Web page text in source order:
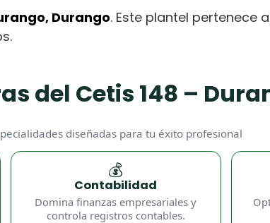
Durango. Este plantel pertenece
del Cetis 148 –
diseñadas para tu éxito profesional
💰
Contabilidad
Domina finanzas empresariales y
controla registros contables.